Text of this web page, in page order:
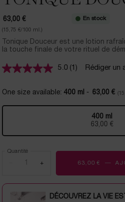
63,00 €
(15,75 €/100 ml.)
En stock
Tonique Douceur est une lotion
la touche finale de votre rituel de dém
5.0
Lire
avis.
Lien
(1) Rédiger un
One size available: 400 ml - 63,00 €
400 ml
63,00 €
, 1 of 1
Quantité
+ 63,00 € ―
DÉCOUVREZ LA VIE